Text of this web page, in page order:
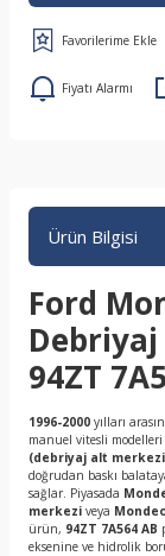
Fiyatı Alarmı
Ürün Bilgisi
Ford
Debriyaj
94ZT
1996-2000 yılları
manuel vitesli
(debriyaj alt
doğrudan baskı
sağlar. Piyasada
merkezi veya
ürün, 94ZT 7A564 AB
eksenine ve hidrolik